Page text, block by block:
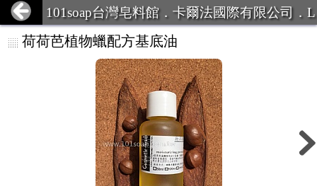
101soap台灣皂料館．卡爾法國際有限公司．L
INE ID:101Soap 客服專線:07-387
荷荷芭植物蠟配方基底油